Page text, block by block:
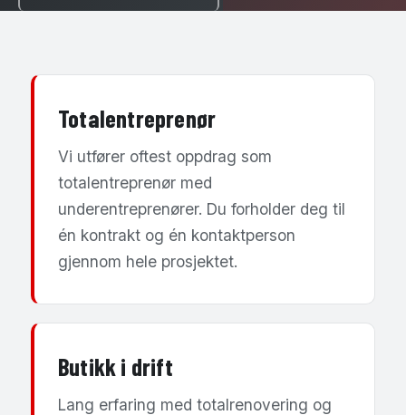
Totalentreprenør
Vi utfører oftest oppdrag som
totalentreprenør med
underentreprenører. Du forholder deg til
én kontrakt og én kontaktperson
gjennom hele prosjektet.
Butikk i drift
Lang erfaring med totalrenovering og